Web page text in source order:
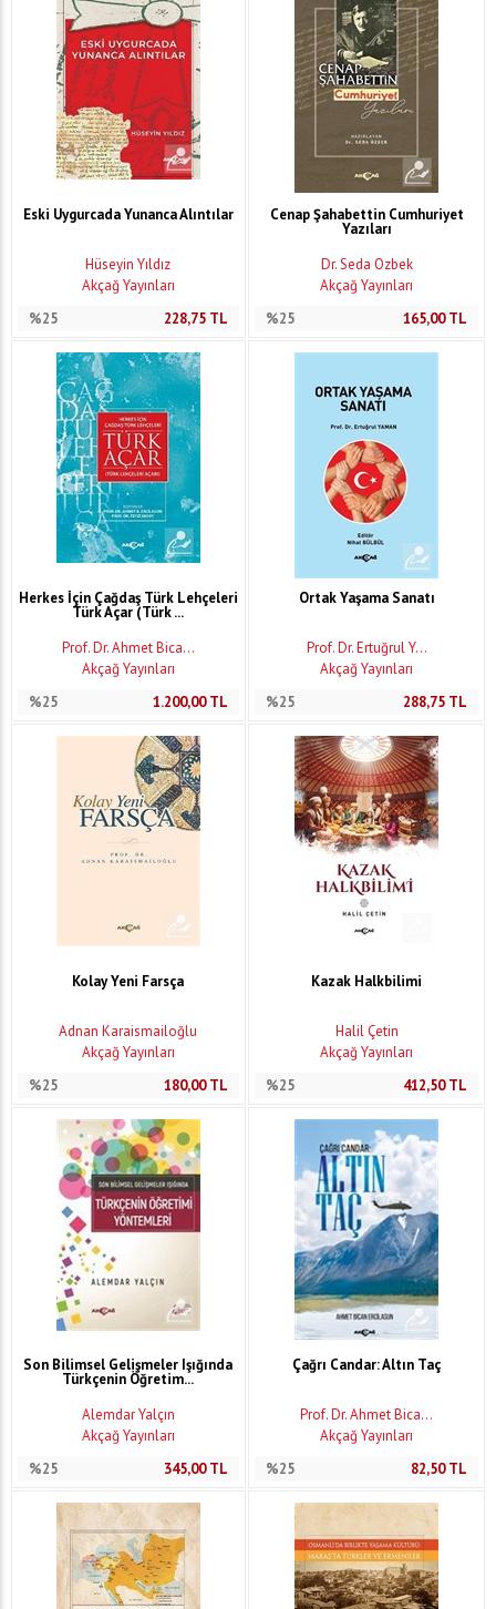
Eski Uygurcada Yunanca Alıntılar
Hüseyin Yıldız
Akçağ Yayınları
%25
228,75TL
Cenap Şahabettin Cumhuriyet
Yazıları
Dr. Seda Özbek
Akçağ Yayınları
%25
165,00TL
Herkes İçin Çağdaş Türk Lehçeleri
Türk Açar (Türk ...
Prof. Dr. Ahmet Bica...
Akçağ Yayınları
%25
1.200,00TL
Ortak Yaşama Sanatı
Prof. Dr. Ertuğrul Y...
Akçağ Yayınları
%25
288,75 TL
Kolay Yeni Farsça
Adnan Karaismailoğlu
Akçağ Yayınları
%25
180,00TL
Kazak Halkbilimi
Halil Çetin
Akçağ Yayınları
%25
412,50TL
Son Bilimsel Gelişmeler Işığında
Türkçenin Öğretim...
Alemdar Yalçın
Akçağ Yayınları
%25
345,00TL
Çağrı Candar: Altın Taç
Prof. Dr. Ahmet Bica...
Akçağ Yayınları
%25
82,50TL